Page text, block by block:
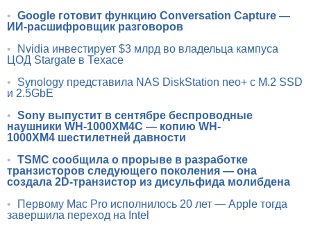
• Google готовит функцию Conversation Capture —
ИИ-расшифровщик разговоров
•
Nvidia инвестирует $3 млрд во владельца кампуса
ЦОД Stargate в Техасе
•
Synology представила NAS DiskStation neo+ с M.2 SSD
и 2.5GbE
• Sony выпустит в сентябре беспроводные
наушники WH-1000XM4C — копию WH-
1000XM4 шестилетней давности
• TSMC сообщила о прорыве в разработке
транзисторов следующего поколения — она
создала 2D-транзистор из дисульфида молибдена
•
Первому Mac Pro исполнилось 20 лет — Apple тогда
завершила переход на Intel